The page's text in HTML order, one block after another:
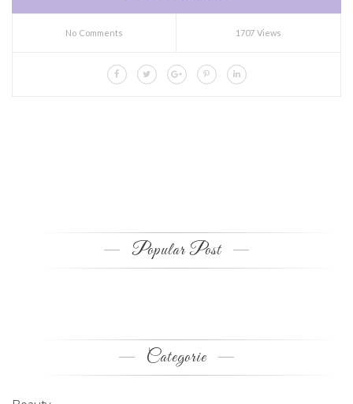
No Comments 1707 Views
Popular Post
Categorie